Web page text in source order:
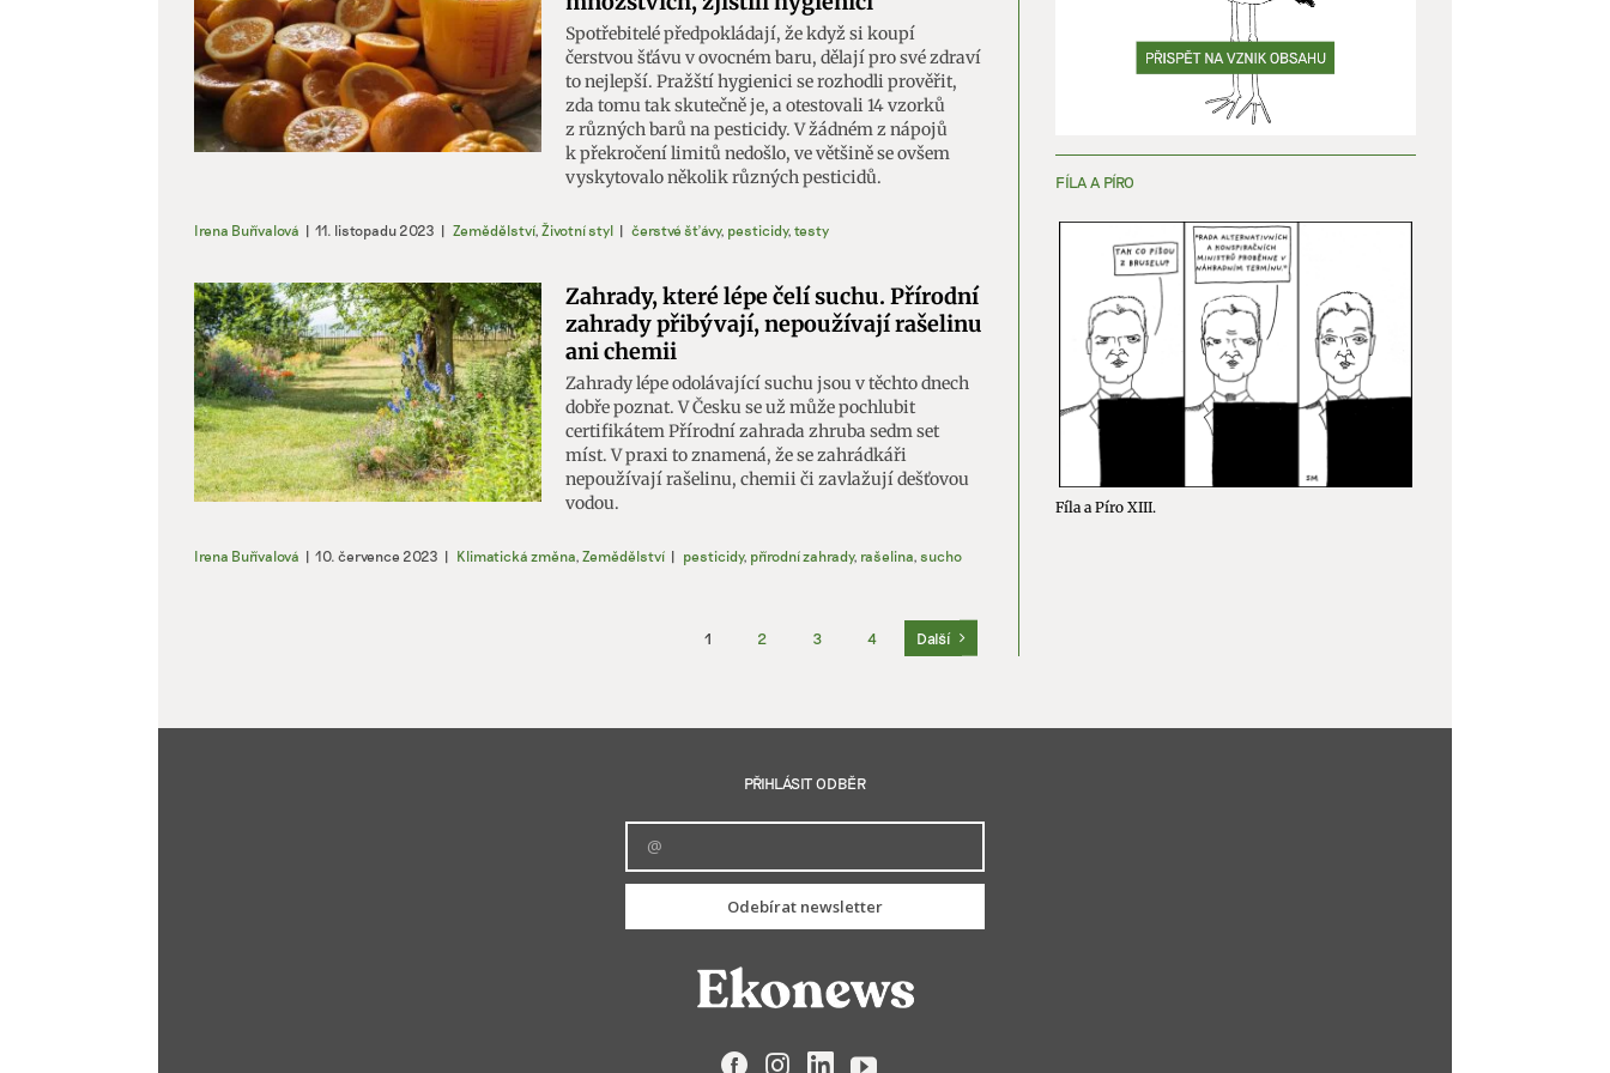
Spotřebitelé předpokládají, že když si koupí
čerstvou šťávu v ovocném baru, dělají pro své zdraví
to nejlepší. Pražští hygienici se rozhodli prověřit,
zda tomu tak skutečně je, a otestovali 14 vzorků
z různých barů na pesticidy. V žádném z nápojů
k překročení limitů nedošlo, ve většině se ovšem
vyskytovalo několik různých pesticidů.
Irena Buřívalová | 11. listopadu 2023 | Zemědělství, Životní styl | čerstvé šťávy, pesticidy, testy
Zahrady, které lépe čelí suchu. Přírodní
zahrady přibývají, nepoužívají rašelinu
ani chemii
Zahrady lépe odolávající suchu jsou v těchto dnech
dobře poznat. V Česku se už může pochlubit
certifikátem Přírodní zahrada zhruba sedm set
míst. V praxi to znamená, že se zahrádkáři
nepoužívají rašelinu, chemii či zavlažují dešťovou
vodou.
Irena Buřívalová | 10. července 2023 | Klimatická změna Zemědělství | pesticidy, přírodní zahrady, rašelina sucho
1 2 3 4 Další
FÍLA A PÍRO
Fíla a Píro XIII.
PŘIHLÁSIT ODBĚR
Odebírat newsletter
FacebookInstagramLinkedIn
YouTube